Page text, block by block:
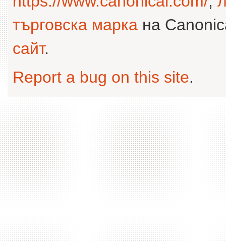
търговска марка на
сайт.
Report a bug on this site.